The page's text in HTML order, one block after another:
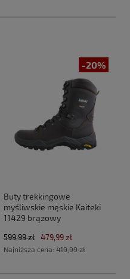
-20%
Buty trekkingowe
myśliwskie męskie Kaiteki
11429 brązowy
599,99 zł 479,99 zł
Najniższa cena: 419,99 zł